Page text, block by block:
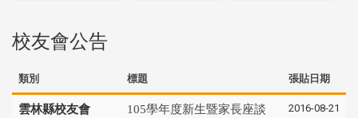
校友會公告
類別 標題 張貼日期
雲林縣校友會
105學年度新生暨家長座談
2016-08-21